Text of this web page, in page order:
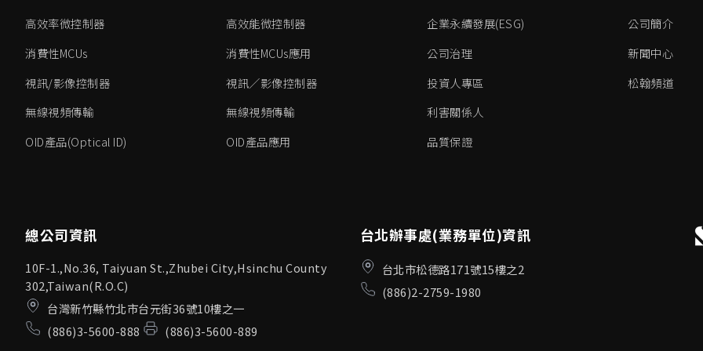
高效率微控制器
消費性MCUs
視訊/影像控制器
無線視頻傳輸
OID產品(Optical ID)
高效能微控制器
消費性MCUs應用
視訊／影像控制器
無線視頻傳輸
OID產品應用
企業永續發展(ESG)
公司治理
投資人專區
利害關係人
品質保證
公司簡介
新聞中心
松翰頻道
總公司資訊
10F-1.,No.36, Taiyuan St.,Zhubei City,Hsinchu County
302,Taiwan(R.O.C)
台灣新竹縣竹北市台元街36號10樓之一
(886)3-5600-888
(886)3-5600-889
台北辦事處(業務單位)資訊
台北市松德路171號15樓之2
(886)2-2759-1980